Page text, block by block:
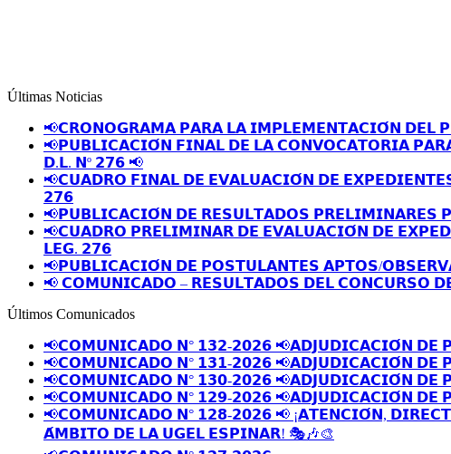
Últimas Noticias
📢𝗖𝗥𝗢𝗡𝗢𝗚𝗥𝗔𝗠𝗔 𝗣𝗔𝗥𝗔 𝗟𝗔 𝗜𝗠𝗣𝗟𝗘𝗠𝗘𝗡𝗧𝗔𝗖𝗜𝗢́𝗡 𝗗𝗘𝗟
📢𝗣𝗨𝗕𝗟𝗜𝗖𝗔𝗖𝗜𝗢́𝗡 𝗙𝗜𝗡𝗔𝗟 𝗗𝗘 𝗟𝗔 𝗖𝗢𝗡𝗩𝗢𝗖𝗔𝗧𝗢𝗥𝗜𝗔
𝗗.𝗟. 𝗡º 𝟮𝟳𝟲 📢
📢𝗖𝗨𝗔𝗗𝗥𝗢 𝗙𝗜𝗡𝗔𝗟 𝗗𝗘 𝗘𝗩𝗔𝗟𝗨𝗔𝗖𝗜𝗢́𝗡 𝗗𝗘
𝟮𝟳𝟲
📢𝗣𝗨𝗕𝗟𝗜𝗖𝗔𝗖𝗜𝗢́𝗡 𝗗𝗘 𝗥𝗘𝗦𝗨𝗟𝗧𝗔𝗗𝗢𝗦 𝗣𝗥𝗘𝗟𝗜𝗠𝗜𝗡𝗔𝗥𝗘𝗦
📢𝗖𝗨𝗔𝗗𝗥𝗢 𝗣𝗥𝗘𝗟𝗜𝗠𝗜𝗡𝗔𝗥 𝗗𝗘 𝗘𝗩𝗔𝗟𝗨𝗔𝗖𝗜𝗢́𝗡 𝗗𝗘
𝗟𝗘𝗚. 𝟮𝟳𝟲
📢𝗣𝗨𝗕𝗟𝗜𝗖𝗔𝗖𝗜𝗢́𝗡 𝗗𝗘 𝗣𝗢𝗦𝗧𝗨𝗟𝗔𝗡𝗧𝗘𝗦 𝗔𝗣𝗧𝗢𝗦/
📢 𝗖𝗢𝗠𝗨𝗡𝗜𝗖𝗔𝗗𝗢 – 𝗥𝗘𝗦𝗨𝗟𝗧𝗔𝗗𝗢𝗦 𝗗𝗘𝗟 𝗖𝗢𝗡𝗖𝗨𝗥𝗦𝗢
Últimos Comunicados
📢𝗖𝗢𝗠𝗨𝗡𝗜𝗖𝗔𝗗𝗢 𝗡° 𝟭𝟯𝟮-𝟮𝟬𝟮𝟲 📢𝗔𝗗𝗝𝗨𝗗𝗜𝗖𝗔𝗖𝗜𝗢́𝗡 𝗗𝗘
📢𝗖𝗢𝗠𝗨𝗡𝗜𝗖𝗔𝗗𝗢 𝗡° 𝟭𝟯𝟭-𝟮𝟬𝟮𝟲 📢𝗔𝗗𝗝𝗨𝗗𝗜𝗖𝗔𝗖𝗜𝗢́𝗡 𝗗𝗘
📢𝗖𝗢𝗠𝗨𝗡𝗜𝗖𝗔𝗗𝗢 𝗡° 𝟭𝟯𝟬-𝟮𝟬𝟮𝟲 📢𝗔𝗗𝗝𝗨𝗗𝗜𝗖𝗔𝗖𝗜𝗢́𝗡 𝗗𝗘
📢𝗖𝗢𝗠𝗨𝗡𝗜𝗖𝗔𝗗𝗢 𝗡° 𝟭𝟮𝟵-𝟮𝟬𝟮𝟲 📢𝗔𝗗𝗝𝗨𝗗𝗜𝗖𝗔𝗖𝗜𝗢́𝗡 𝗗𝗘
📢𝗖𝗢𝗠𝗨𝗡𝗜𝗖𝗔𝗗𝗢 𝗡° 𝟭𝟮𝟴-𝟮𝟬𝟮𝟲 📢 ¡𝗔𝗧𝗘𝗡𝗖𝗜𝗢́𝗡,
𝗔́𝗠𝗕𝗜𝗧𝗢 𝗗𝗘 𝗟𝗔 𝗨𝗚𝗘𝗟 𝗘𝗦𝗣𝗜𝗡𝗔𝗥! 🎭🎶🎨